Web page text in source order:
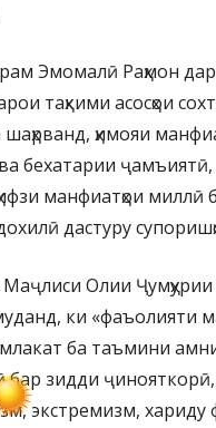
Эмомалӣ Раҳмон
таҳкими асосҳои
шаҳрванд, ҳимояи
бехатарии
манфиатҳои миллӣ
дастуру
Олии
ки «фаъолияти
ба таъмини
зидди ҷинояткорӣ,
экстремизм,